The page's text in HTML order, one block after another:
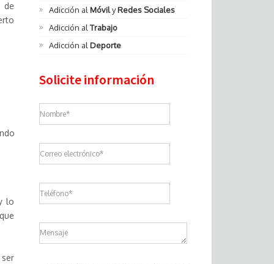
de
lo
Adicción al MóvilyRedes Sociales
Adicción al Trabajo
Adicción al Deporte
Solicite información